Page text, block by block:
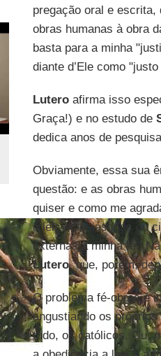
pregação oral e
obras humanas à obra
basta para a minha
diante d’Ele como
Luteroafirma isso
Graça!) e no estudo de
dedica anos de
Obviamente, essa sua
questão: e as obras
quiser e como me
a leis eclesiásticas ou
externas à minha fé?
Lutero, que, porém,
O problema fé-obras é
angustiando os
tudo, os católicos. Ou,